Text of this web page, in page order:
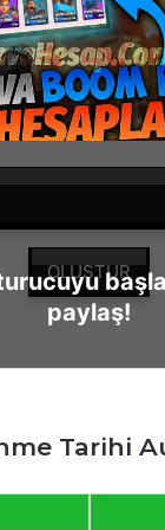
OLUŞTUR
paylaş!
Tarihi